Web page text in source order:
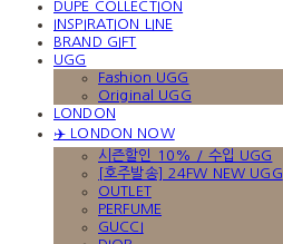
DUPE COLLECTION
INSPIRATION LINE
BRAND GIFT
UGG
Fashion UGG
Original UGG
LONDON
✈️ LONDON NOW
시즌할인 10% / 수입 UGG
[호주발송] 24FW NEW UGG
OUTLET
PERFUME
GUCCI